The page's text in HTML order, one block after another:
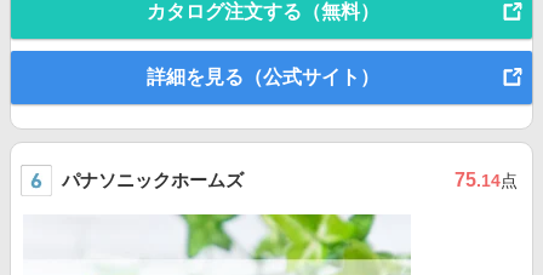
カタログ注文する（無料）
詳細を見る（公式サイト）
パナソニックホームズ 75.14点